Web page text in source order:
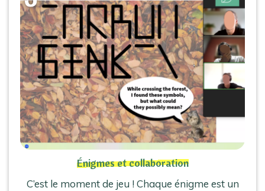
Énigmes et collaboration
C’est le moment de jeu ! Chaque énigme est un